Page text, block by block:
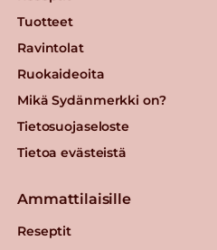
Tuotteet
Ravintolat
Ruokaideoita
Mikä Sydänmerkki on?
Tietosuojaseloste
Tietoa evästeistä
Ammattilaisille
Reseptit